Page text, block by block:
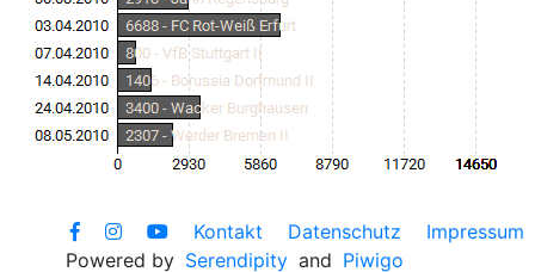
Kontakt Datenschutz
Impressum
Powered by Serendipity and Piwigo